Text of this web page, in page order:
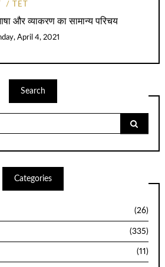
TET
और व्याकरण का सामान्य परिचय
April 4, 2021
Search
Categories
(26)
(335)
(11)